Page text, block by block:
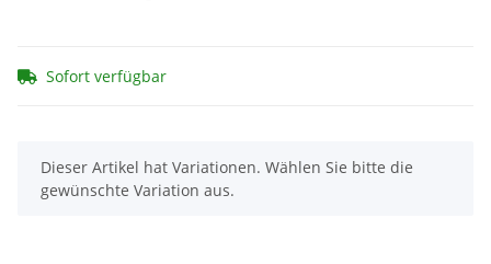
Sofort verfügbar
x
Dieser Artikel hat Variationen. Wählen Sie bitte die
gewünschte Variation aus.